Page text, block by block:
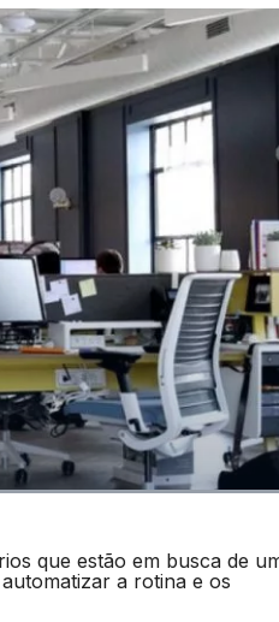
que estão em busca de
a rotina e os